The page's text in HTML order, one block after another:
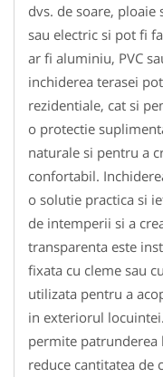
dvs. de soare, ploaie
sau electric si pot fi
ar fi aluminiu, PVC
inchiderea terasei
rezidentiale, cat si
o protectie
naturale si pentru a
confortabil.
o solutie practica si
de intemperii si a
transparenta este
fixata cu cleme sau
utilizata pentru a
in exteriorul
permite patrunderea
reduce cantitatea de